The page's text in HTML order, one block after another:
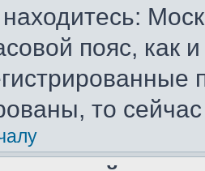
пояс, как
то